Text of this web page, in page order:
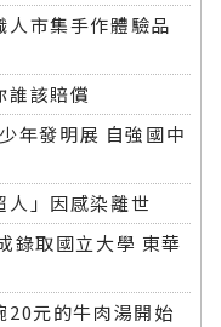
市集手作體驗品
誰該賠償
年發明展 自強國中
」因感染離世
錄取國立大學 東華
20元的牛肉湯開始